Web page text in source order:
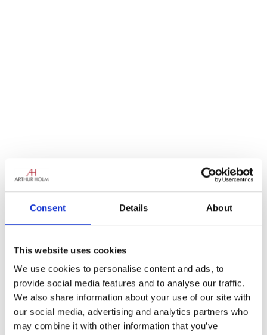
Consent Details About
This website uses cookies
We use cookies to personalise content and ads, to
provide social media features and to analyse our traffic.
We also share information about your use of our site with
our social media, advertising and analytics partners who
may combine it with other information that you’ve
La darrera setmana ui! ho sento… la setmana
un ple programa de llocs per visitar que
La gira va començar a la preciosa ciutat de
Normandia de Caen, després cap a la «Ciutat
de les Llums» de París. Va ser la primera
vegada que la furgoneta a París i a jutjar pels